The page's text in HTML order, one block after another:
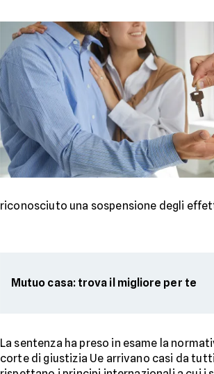
riconosciuto una sospensione degli
Mutuo casa: trova il migliore per te
La sentenza ha preso in esame la
corte di giustizia Ue arrivano casi da tutti